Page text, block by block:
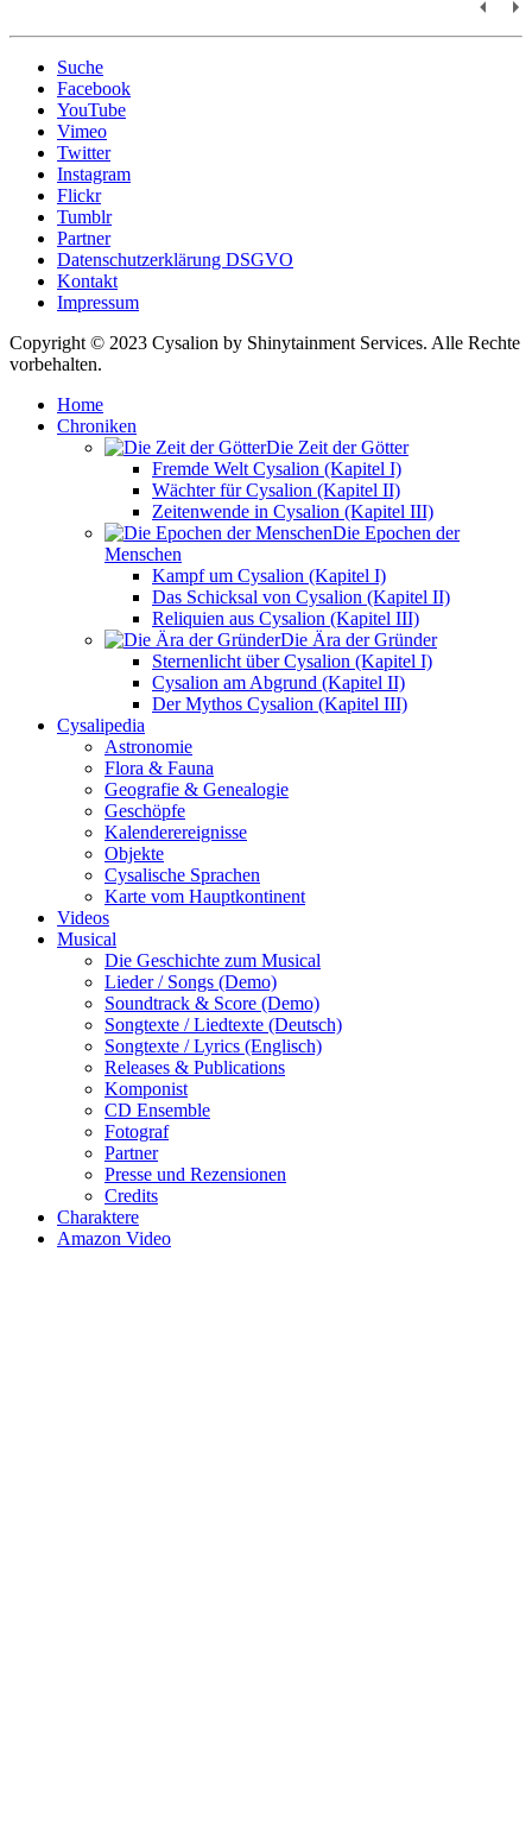
Suche
Facebook
YouTube
Vimeo
Twitter
Instagram
Flickr
Tumblr
Partner
Datenschutzerklärung DSGVO
Kontakt
Impressum
Copyright © 2023 Cysalion by Shinytainment Services. Alle Rechte
vorbehalten.
Home
Chroniken
Die Zeit der Götter
Fremde Welt Cysalion (Kapitel I)
Wächter für Cysalion (Kapitel II)
Zeitenwende in Cysalion (Kapitel III)
Die Epochen der
Menschen
Kampf um Cysalion (Kapitel I)
Das Schicksal von Cysalion (Kapitel II)
Reliquien aus Cysalion (Kapitel III)
Die Ära der Gründer
Sternenlicht über Cysalion (Kapitel I)
Cysalion am Abgrund (Kapitel II)
Der Mythos Cysalion (Kapitel III)
Cysalipedia
Astronomie
Flora & Fauna
Geografie & Genealogie
Geschöpfe
Kalenderereignisse
Objekte
Cysalische Sprachen
Karte vom Hauptkontinent
Videos
Musical
Die Geschichte zum Musical
Lieder / Songs (Demo)
Soundtrack & Score (Demo)
Songtexte / Liedtexte (Deutsch)
Songtexte / Lyrics (Englisch)
Releases & Publications
Komponist
CD Ensemble
Fotograf
Partner
Presse und Rezensionen
Credits
Charaktere
Amazon Video